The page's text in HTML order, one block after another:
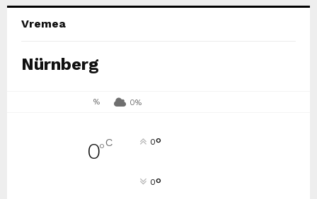
Vremea
Nürnberg
% 0%
0°C 0°
0°